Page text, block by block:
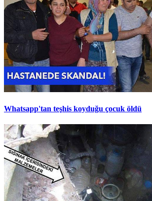
Whatsapp'tan teşhis koyduğu çocuk öldü